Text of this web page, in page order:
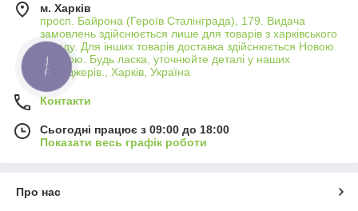
Розширте можливості вашого телефону з нашими аудіо
аксесуарами. Від бездротових навушників та гарнітур для
забезпечення чудового звуку без обмежень руху до
портативних колонок, що дозволяють насолоджуватися
улюбленою музикою де завгодно.
Кабелі та Адаптери
різноманітних типів для забезпечення сумісності та
ефективної зарядки вашого пристрою.
м. Харків
просп. Байрона (Героїв Сталінграда), 179. Видача
замовлень здійснюється лише для товарів з харківського
складу. Для інших товарів доставка здійснюється Новою
Поштою. Будь ласка, уточнюйте деталі у наших
менеджерів., Харків, Україна
Контакти
Сьогодні працює з 09:00 до 18:00
Показати весь графік роботи
Про нас
КНОПКА
ЗВ'ЯЗКУ